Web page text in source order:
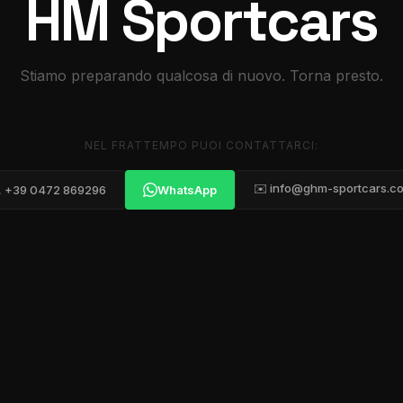
HM Sportcars
Stiamo preparando qualcosa di nuovo. Torna presto.
NEL FRATTEMPO PUOI CONTATTARCI:
+39 0472 869296 WhatsApp ✉️ info@ghm-